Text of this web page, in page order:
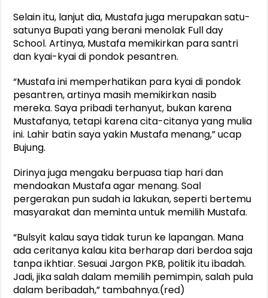
Selain itu, lanjut dia, Mustafa juga merupakan satu-
satunya Bupati yang berani menolak Full day
School. Artinya, Mustafa memikirkan para santri
dan kyai-kyai di pondok pesantren.
“Mustafa ini memperhatikan para kyai di pondok
pesantren, artinya masih memikirkan nasib
mereka. Saya pribadi terhanyut, bukan karena
Mustafanya, tetapi karena cita-citanya yang mulia
ini. Lahir batin saya yakin Mustafa menang,” ucap
Bujung.
Dirinya juga mengaku berpuasa tiap hari dan
mendoakan Mustafa agar menang. Soal
pergerakan pun sudah ia lakukan, seperti bertemu
masyarakat dan meminta untuk memilih Mustafa.
“Bulsyit kalau saya tidak turun ke lapangan. Mana
ada ceritanya kalau kita berharap dari berdoa saja
tanpa ikhtiar. Sesuai Jargon PKB, politik itu ibadah.
Jadi, jika salah dalam memilih pemimpin, salah pula
dalam beribadah,” tambahnya.(red)